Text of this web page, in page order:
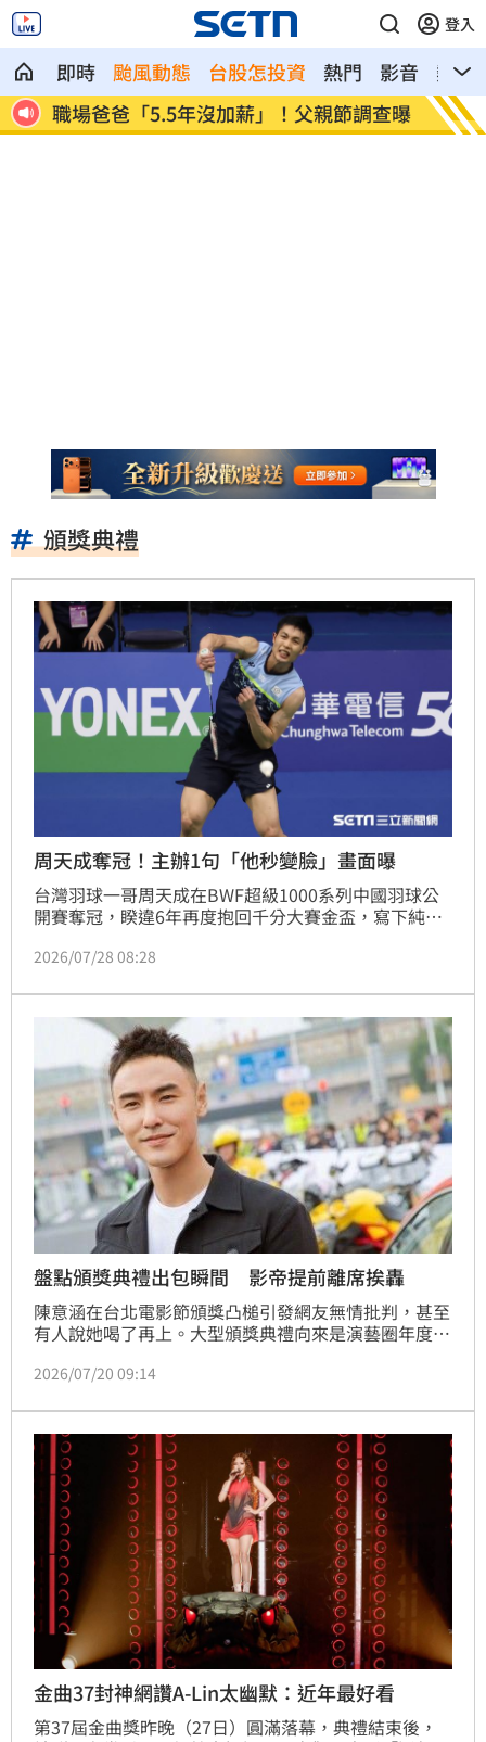
登入
即時 颱風動態 台股怎投資 熱門 影音
熱搜
曝 蘋果砍價失敗！長鑫存儲靠2底氣拒降價 掃把
頒獎典禮
周天成奪冠！主辦1句「他秒變臉」畫面曝
台灣羽球一哥周天成在BWF超級1000系列中國羽球公
開賽奪冠，睽違6年再度抱回千分大賽金盃，寫下純本
方人員交談後瞬間變臉，影片曝光引發網友熱議。該片
是否遭到言語冒犯或涉及敏感議題。周天成賽後感性表
示，這座冠軍證明了即使身處低潮，只要持續努力與反
思，依然能重返巔峰。面對網路猜測，球迷紛紛留言希
望小天能平安返台，對於頒獎時的插曲感到相當不捨與
疑惑。
2026/07/28 08:28
盤點頒獎典禮出包瞬間 影帝提前離席挨轟
陳意涵在台北電影節頒獎凸槌引發網友無情批判，甚至
有人說她喝了再上。大型頒獎典禮向來是演藝圈年度盛
也難免因一時疏忽、口誤或失言成為話題焦點。從阮經
龍頒獎脫口而出一句「這不準嘛」，以及莫文蔚因口音
問題鬧出烏龍，都曾在典禮史上留下令人印象深刻的出
包瞬間。
2026/07/20 09:14
金曲37封神網讚A-Lin太幽默：近年最好看
第37屆金曲獎昨晚（27日）圓滿落幕，典禮結束後，